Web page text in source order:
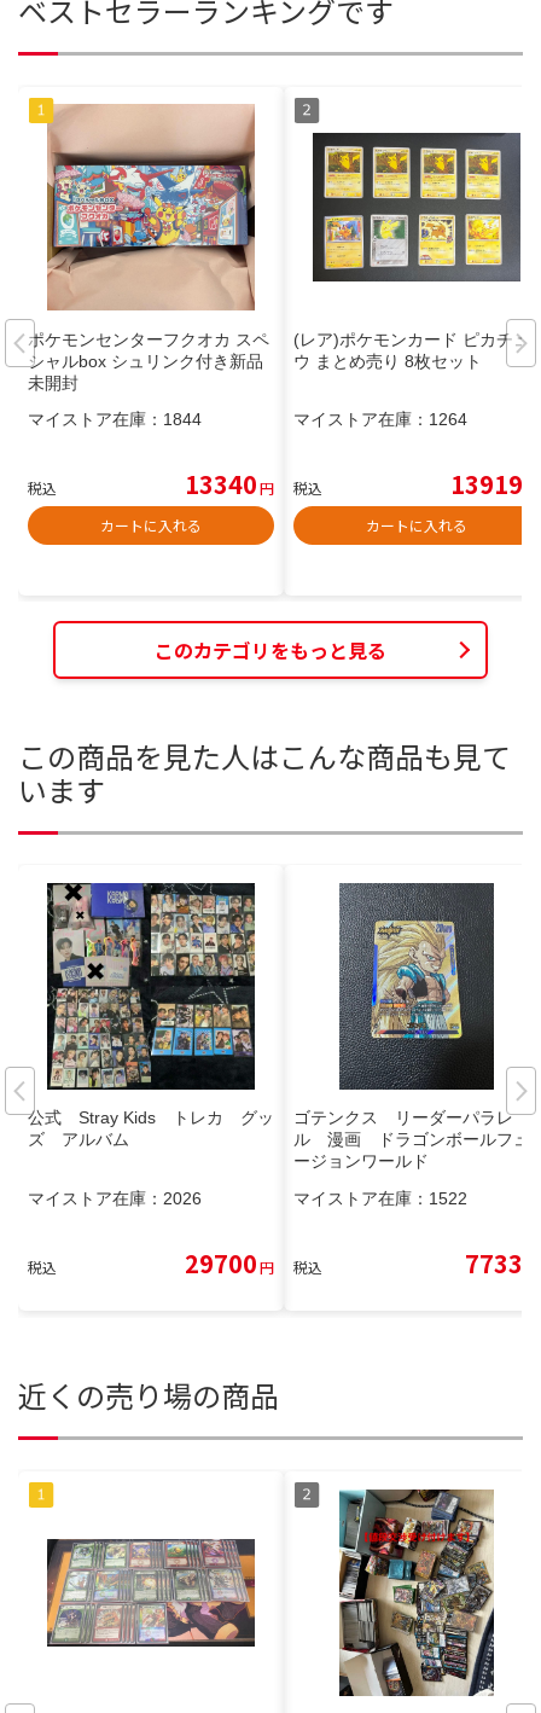
ベストセラーランキングです
ポケモンセンターフクオカ スペ
シャルbox シュリンク付き新品
未開封
マイストア在庫： 1844
税込 13340円
カートに入れる
(レア)ポケモンカード ピカチュ
ウ まとめ売り 8枚セット
マイストア在庫： 1264
税込 13919
カートに入れる
このカテゴリをもっと見る
この商品を見た人はこんな商品も見て
います
公式 Stray Kids トレカ グッ
ズ アルバム
マイストア在庫： 2026
税込 29700円
ゴテンクス リーダーパラレ
ル 漫画 ドラゴンボールフュ
ージョンワールド
マイストア在庫： 1522
税込 7733
近くの売り場の商品